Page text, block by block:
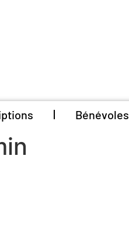
Bénévoles